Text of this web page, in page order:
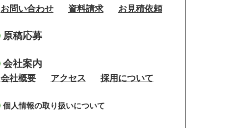
お問い合わせ 資料請求 お見積依頼
原稿応募
会社案内
会社概要 アクセス 採用について
個人情報の取り扱いについて